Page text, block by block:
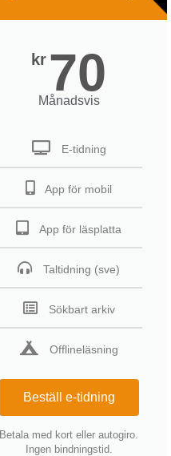
kr 70
Månadsvis
E-tidning
App för mobil
App för läsplatta
Taltidning (sve)
Sökbart arkiv
Offlineläsning
Beställ e-tidning
Betala med kort eller autogiro.
Ingen bindningstid.